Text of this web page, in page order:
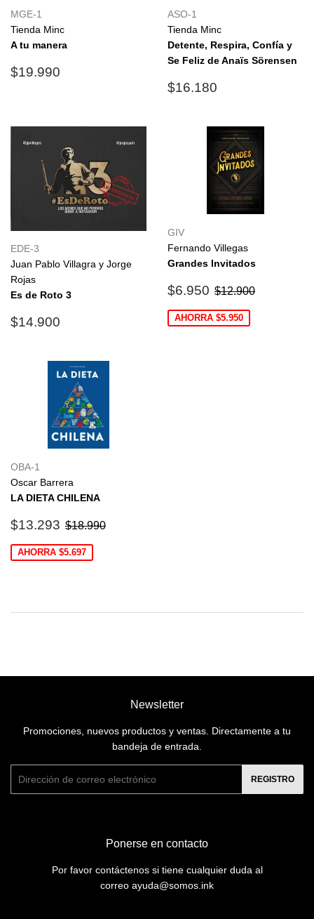
MGE-1
Tienda Minc
A tu manera
Precio
$19.990
ASO-1
Tienda Minc
Detente, Respira, Confía y
Se Feliz de Anaïs Sörensen
Precio
$16.180
EDE-3
Juan Pablo Villagra y Jorge
Rojas
Es de Roto 3
Precio
$14.900
GIV
Fernando Villegas
Grandes Invitados
Precio
oferta
$6.950 $6.950
Precio habitual
$12.900
AHORRA $5.950
OBA-1
Oscar Barrera
LA DIETA CHILENA
Precio
oferta
$13.293 $13.293
Precio habitual
$18.990
AHORRA $5.697
Newsletter
Promociones, nuevos productos y ventas. Directamente a tu
bandeja de entrada.
REGISTRO
Ponerse en contacto
Por favor contáctenos si tiene cualquier duda al
correo ayuda@somos.ink